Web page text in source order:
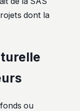
dont la
ou